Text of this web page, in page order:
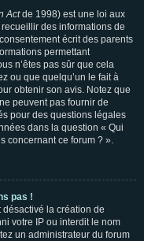
Actde 1998) est une loi aux
des informations de
écrit des parents
permettant
n’êtes pas sûr que cela
ou que quelqu’un le fait à
obtenir son avis. Notez que
peuvent pas fournir de
pour des questions légales
dans la question « Qui
concernant ce forum ? ».
pas !
désactivé la création de
votre IP ou interdit le nom
un administrateur du forum